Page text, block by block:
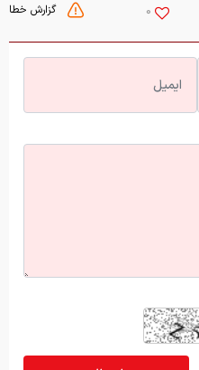
گزارش خطا 0